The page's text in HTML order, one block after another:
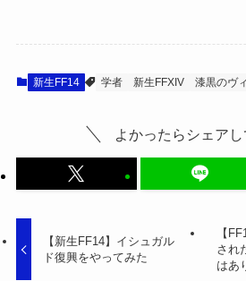
新生FF14 学者 新生FFXIV 漆黒のヴ
よかったらシェアし
【新生FF14】イシュガル
ド復興をやってみた
【
され
はあ